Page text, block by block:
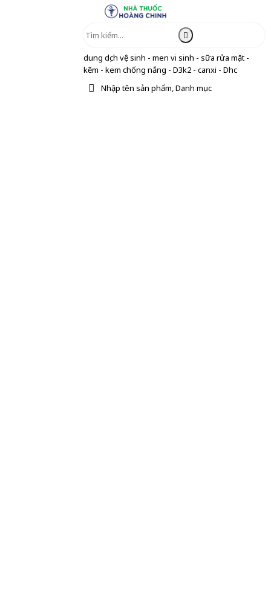
dung dịch vệ sinh - men vi sinh - sữa rửa mặt -
kẽm - kem chống nắng - D3k2 - canxi - Dhc
Nhập tên sản phẩm, Danh mục